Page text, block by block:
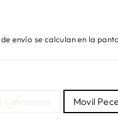
envío se calculan en la
Corazones Movil